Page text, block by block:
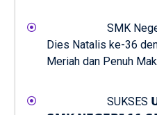
SMK
Dies Natalis ke-36
Meriah dan Penuh